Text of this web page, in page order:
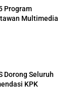
Program
Multimedia
Dorong Seluruh
KPK